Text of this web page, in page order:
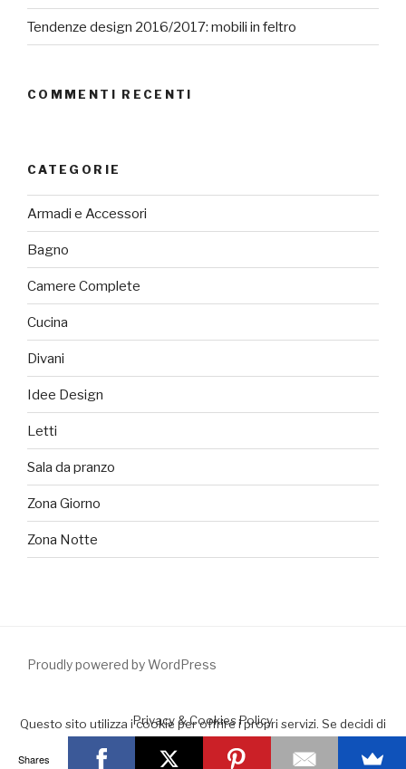
Tendenze design 2016/2017: mobili in feltro
COMMENTI RECENTI
CATEGORIE
Armadi e Accessori
Bagno
Camere Complete
Cucina
Divani
Idee Design
Letti
Sala da pranzo
Zona Giorno
Zona Notte
Proudly powered by WordPress
Questo sito utilizza i cookie per offrire i propri servizi. Se decidi di
continuare la navigazione consideriamo che accetti il loro uso.
Accept
Leggimi
Privacy & Cookies Policy
Shares